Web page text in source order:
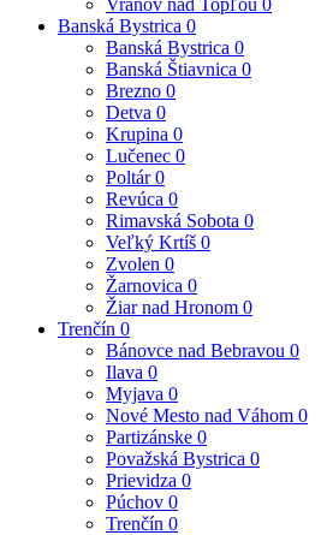
Vranov nad Topľou 0
Banská Bystrica 0
Banská Bystrica 0
Banská Štiavnica 0
Brezno 0
Detva 0
Krupina 0
Lučenec 0
Poltár0
Revúca 0
Rimavská Sobota 0
Veľký Krtíš 0
Zvolen 0
Žarnovica 0
Žiar nad Hronom 0
Trenčín 0
Bánovce nad Bebravou 0
Ilava 0
Myjava 0
Nové Mesto nad Váhom 0
Partizánske 0
Považská Bystrica 0
Prievidza 0
Púchov 0
Trenčín 0